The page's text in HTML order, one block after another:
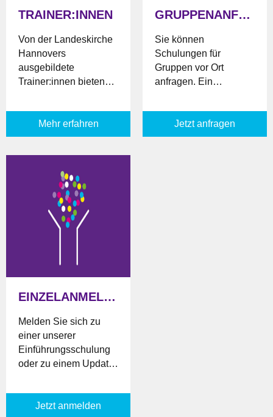
TRAINER:INNEN
Von der Landeskirche
Hannovers
ausgebildete
Trainer:innen bieten
Updates vor Ort an.
Mehr erfahren
GRUPPENANFRAGE
Sie können
Schulungen für
Gruppen vor Ort
anfragen. Ein
wird sich mit Ihnen in
Verbindung setzen.
Jetzt anfragen
EINZELANMELDUNG
Melden Sie sich zu
einer unserer
Einführungsschulung
oder zu einem Update
Einzelperson an.
Jetzt anmelden